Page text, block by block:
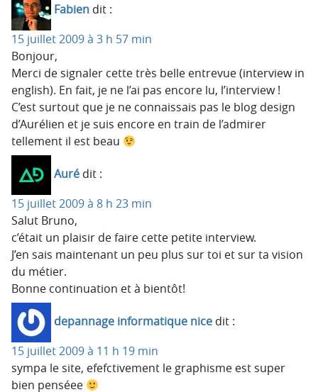
Fabien dit :
15 juillet 2009 à 3 h 57 min
Bonjour,
Merci de signaler cette très belle entrevue (interview in
english). En fait, je ne l’ai pas encore lu, l’interview !
C’est surtout que je ne connaissais pas le blog design
d’Aurélien et je suis encore en train de l’admirer
tellement il est beau
Auré dit :
15 juillet 2009 à 8 h 23 min
Salut Bruno,
c’était un plaisir de faire cette petite interview.
J’en sais maintenant un peu plus sur toi et sur ta vision
du métier.
Bonne continuation et à bientôt!
depannage informatique nice dit :
15 juillet 2009 à 11 h 19 min
sympa le site, efefctivement le graphisme est super
bien penséee